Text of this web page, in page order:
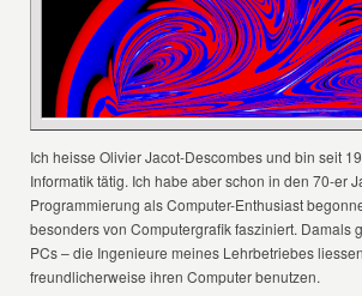
Ich heisse Olivier Jacot-Descombes und bin seit
Informatik tätig. Ich habe aber schon in den 70-er
Programmierung als Computer-Enthusiast
besonders von Computergrafik fasziniert. Damals
PCs – die Ingenieure meines Lehrbetriebes
freundlicherweise ihren Computer benutzen.